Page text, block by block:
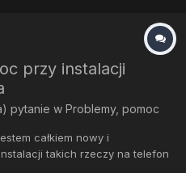
przy instalacji
pytanie w Problemy, pomoc
całkiem nowy i
takich rzeczy na telefon